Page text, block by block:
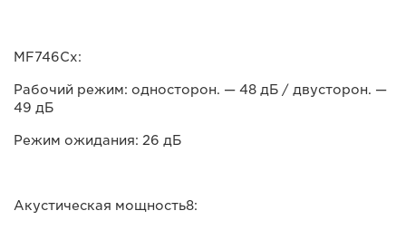
MF746Cx:
Рабочий режим: односторон. — 48 дБ / двусторон. —
49 дБ
Режим ожидания: 26 дБ
Акустическая мощность8: